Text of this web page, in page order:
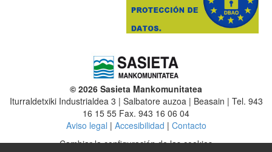
© 2026 Sasieta Mankomunitatea
Iturraldetxiki Industrialdea 3 | Salbatore auzoa | Beasain | Tel. 943
16 15 55 Fax. 943 16 06 04
Aviso legal | Accesibilidad | Contacto
Cambiar la configuración de las cookies